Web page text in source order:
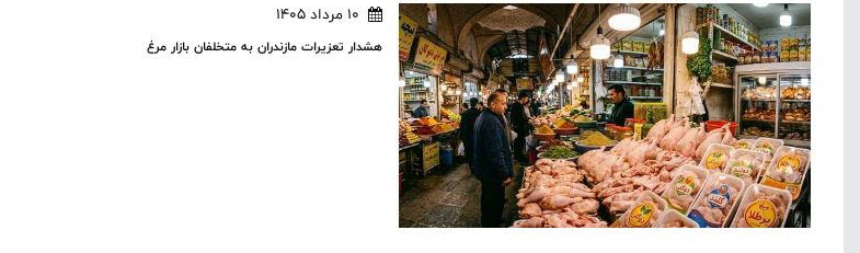
10 مرداد 1405
هشدار تعزیرات مازندران به متخلفان بازار مرغ